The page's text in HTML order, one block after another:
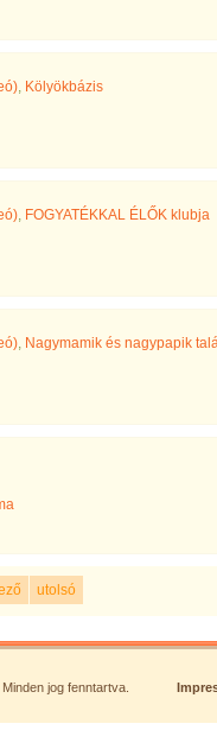
, Kölyökbázis
, FOGYATÉKKAL ÉLŐK klubja
, Nagymamik és nagypapik
utolsó
jog fenntartva.